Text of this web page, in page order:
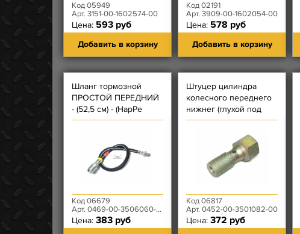
Код 05949
Арт. 3151-00-1602574-00
Цена: 593 руб
Добавить в корзину
Код 02191
Арт. 3909-00-1602054-00
Цена: 578 руб
Добавить в корзину
Шланг тормозной
ПРОСТОЙ ПЕРЕДНИЙ
- (52,5 см) - (НарРе
12х1,25, ВнуРе 12х1)
Код 06679
Арт. 0469-00-3506060-00
Цена: 383 руб
Штуцер цилиндра
колесного переднего
нижнег (глухой под
трубку тормозную) -
болт соединительной
Код 06817
Арт. 0452-00-3501082-00
Цена: 372 руб